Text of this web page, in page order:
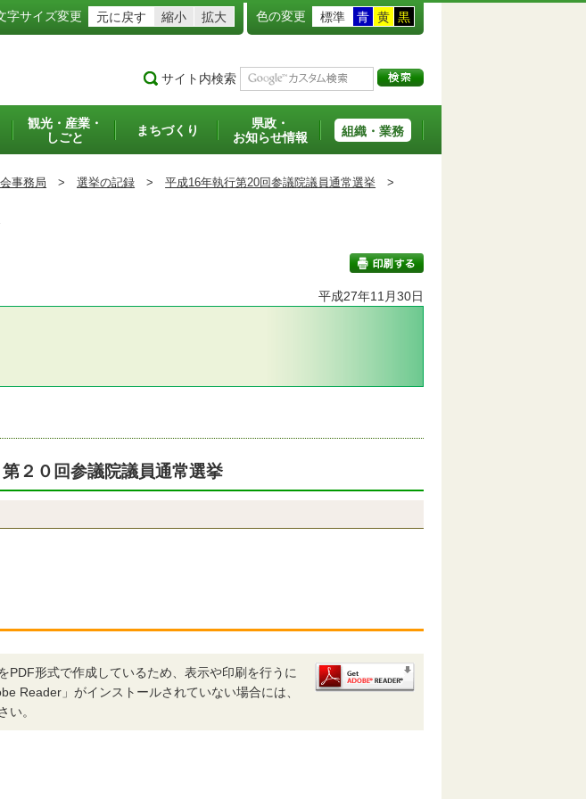
字サイズ変更 元に戻す 縮小 拡大 色の変更 標準 青 黄 黒
サイト内検索
観光・産業・
しごと
まちづくり
県政・
お知らせ情報
組織・業務
事務局 > 選挙の記録 > 平成16年執行第20回参議院議員通常選挙 >
平成27年11月30日
２０回参議院議員通常選挙
PDF形式で作成しているため、表示や印刷を行うに
Reader」がインストールされていない場合には、
い。